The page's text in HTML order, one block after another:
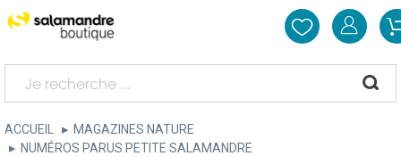
ACCUEIL
MAGAZINES NATURE
NUMÉROS PARUS PETITE SALAMANDRE